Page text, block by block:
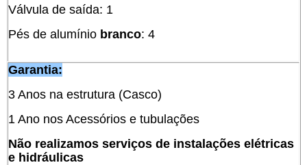
Válvula de saída: 1
Pés de alumínio branco: 4
Garantia:
3 Anos na estrutura (Casco)
1 Ano nos Acessórios e tubulações
Não realizamos serviços de instalações elétricas
e hidráulicas